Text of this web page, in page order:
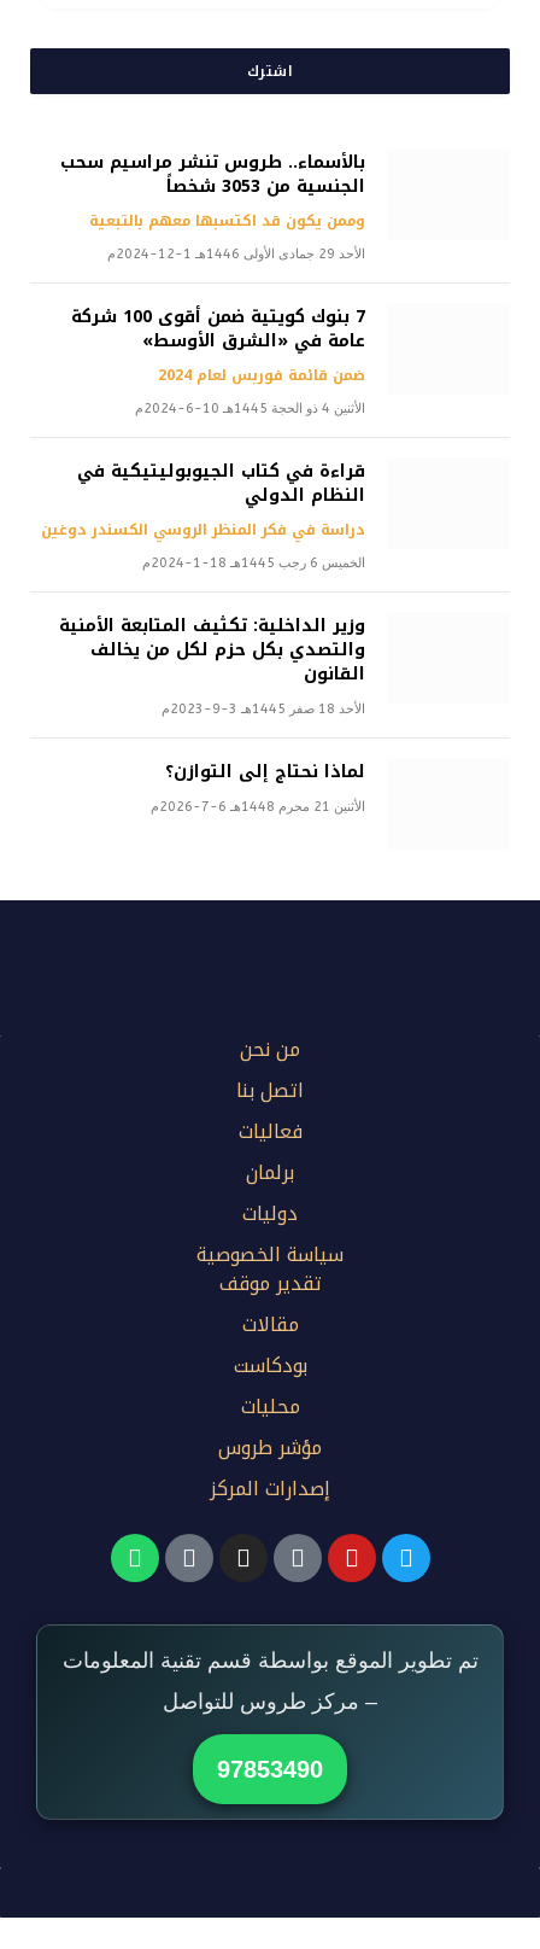
اشترك
بالأسماء.. طروس تنشر مراسيم سحب
الجنسية من 3053 شخصاً
وممن يكون قد اكتسبها معهم بالتبعية
الأحد 29 جمادى الأولى 1446هـ 1-12-2024م
7 بنوك كويتية ضمن أقوى 100 شركة
عامة في «الشرق الأوسط»
ضمن قائمة فوربس لعام 2024
الأثنين 4 ذو الحجة 1445هـ 10-6-2024م
قراءة في كتاب الجيوبوليتيكية في
النظام الدولي
دراسة في فكر المنظر الروسي الكسندر دوغين
الخميس 6 رجب 1445هـ 18-1-2024م
وزير الداخلية: تكثيف المتابعة الأمنية
والتصدي بكل حزم لكل من يخالف
القانون
الأحد 18 صفر 1445هـ 3-9-2023م
لماذا نحتاج إلى التوازن؟
الأثنين 21 محرم 1448هـ 6-7-2026م
من نحن
اتصل بنا
فعاليات
برلمان
دوليات
سياسة الخصوصية
تقدير موقف
مقالات
بودكاست
محليات
مؤشر طروس
إصدارات المركز
تم تطوير الموقع بواسطة قسم تقنية المعلومات
– مركز طروس للتواصل
97853490